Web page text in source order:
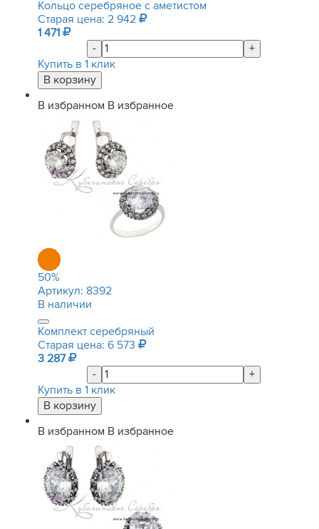
Кольцо серебряное с аметистом
Старая цена: 2 942
1 471
-
+
Купить в 1 клик
В избранном В избранное
50%
Артикул: 8392
В наличии
Комплект серебряный
Старая цена: 6 573
3 287
-
+
Купить в 1 клик
В избранном В избранное